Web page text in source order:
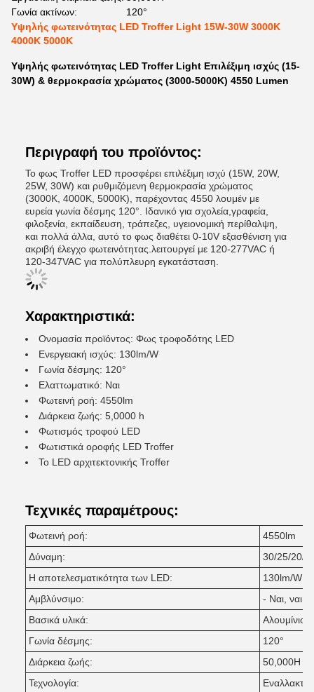
Γωνία ακτίνων:
120°
Υψηλής φωτεινότητας LED Troffer Light 15W-30W 3000K
4000K 5000K
Υψηλής φωτεινότητας LED Troffer Light Επιλέξιμη ισχύς (15-
30W) & θερμοκρασία χρώματος (3000-5000K) 4550 Lumen
Περιγραφή του προϊόντος:
Το φως Troffer LED προσφέρει επιλέξιμη ισχύ (15W, 20W,
25W, 30W) και ρυθμιζόμενη θερμοκρασία χρώματος
(3000K, 4000K, 5000K), παρέχοντας 4550 λουμέν με
ευρεία γωνία δέσμης 120°. Ιδανικό για σχολεία,γραφεία,
φιλοξενία, εκπαίδευση, τράπεζες, υγειονομική περίθαλψη,
και πολλά άλλα, αυτό το φως διαθέτει 0-10V εξασθένιση για
ακριβή έλεγχο φωτεινότητας.λειτουργεί με 120-277VAC ή
120-347VAC για πολύπλευρη εγκατάσταση.
Χαρακτηριστικά:
Ονομασία προϊόντος: Φως τροφοδότης LED
Ενεργειακή ισχύς: 130lm/W
Γωνία δέσμης: 120°
Ελαττωματικό: Ναι
Φωτεινή ροή: 4550lm
Διάρκεια ζωής: 5,0000 h
Φωτισμός τροφού LED
Φωτιστικά οροφής LED Troffer
Το LED αρχιτεκτονικής Troffer
Τεχνικές παραμέτρους:
Φωτεινή ροή:
4550lm
Δύναμη:
30/25/20/
Η αποτελεσματικότητα των LED:
130lm/W
Αμβλύνσιμο:
- Ναι, ναι.
Βασικά υλικά:
Αλουμίνιο
Γωνία δέσμης:
120°
Διάρκεια ζωής:
50,000H
Τεχνολογία: